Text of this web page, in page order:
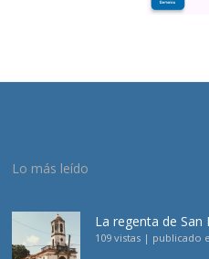
Lo más leído
La regenta de
109 vistas | publicado